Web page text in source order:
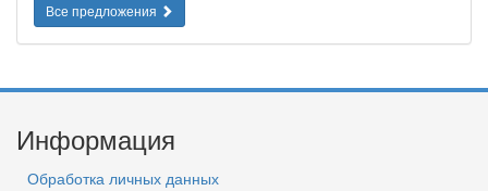
Все предложения
Информация
Обработка личных данных